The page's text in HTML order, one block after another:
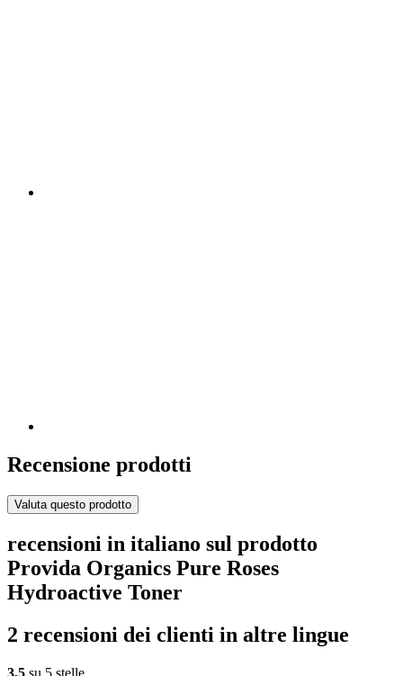
Recensione prodotti
Valuta questo prodotto
recensioni in italiano sul prodotto
Provida Organics Pure Roses
Hydroactive Toner
2 recensioni dei clienti in altre lingue
3,5 su 5 stelle